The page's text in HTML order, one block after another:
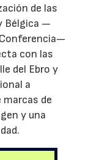
de las
Bélgica —
con las
del Ebro y
a
de
y una